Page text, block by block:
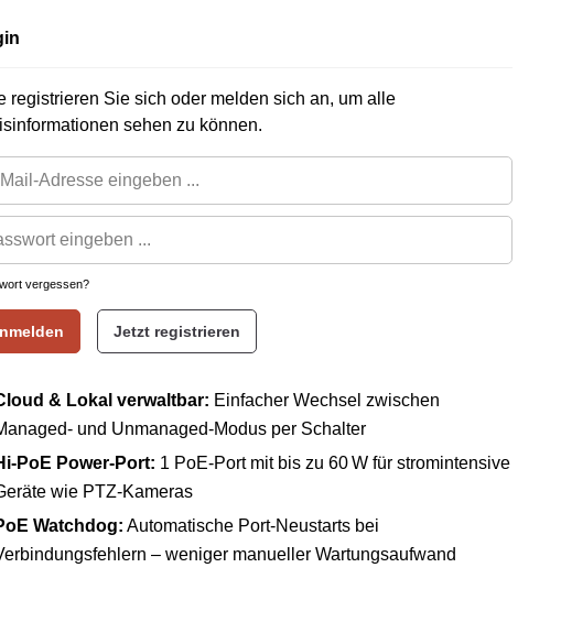
registrieren Sie sich oder melden sich an, um alle
sehen zu können.
vergessen?
Jetzt registrieren
& Lokal verwaltbar: Einfacher Wechsel zwischen
und Unmanaged-Modus per Schalter
PoE Power-Port: 1 PoE-Port mit bis zu 60 W für stromintensive
wie PTZ-Kameras
Watchdog: Automatische Port-Neustarts bei
– weniger manueller Wartungsaufwand